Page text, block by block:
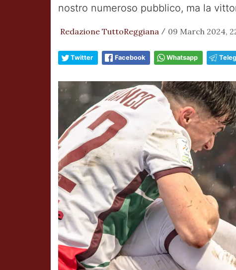
nostro numeroso pubblico, ma la
Redazione TuttoReggiana / 09 March 2024,
Twitter Facebook Whatsapp